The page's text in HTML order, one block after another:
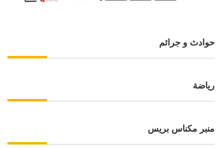
حوادث و جرائم
رياضة
منبر مكناس بريس